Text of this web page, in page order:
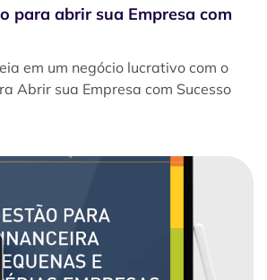
para abrir sua Empresa com
em um negócio lucrativo com o
Abrir sua Empresa com Sucesso